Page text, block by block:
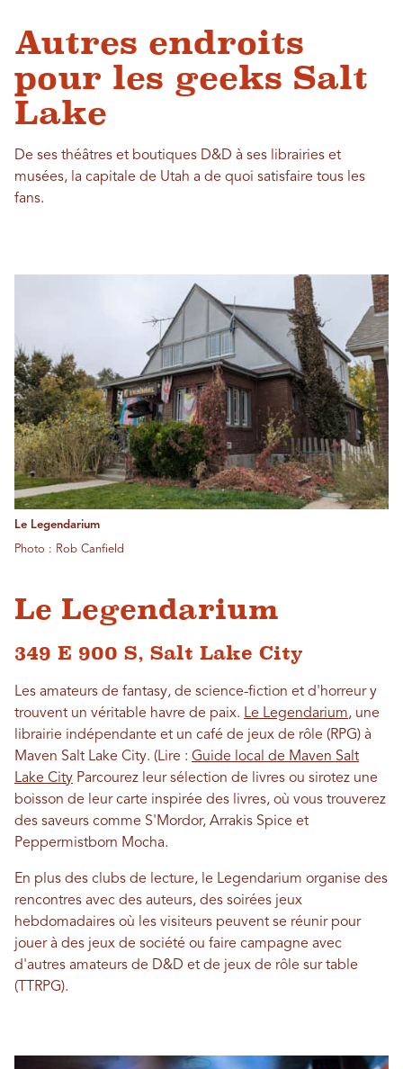
Autres endroits
pour les geeks Salt
Lake
De ses théâtres et boutiques D&D à ses librairies et
musées, la capitale de Utah a de quoi satisfaire tous les
fans.
Le Legendarium
Photo : Rob Canfield
Le Legendarium
349 E 900 S, Salt Lake City
Les amateurs de fantasy, de science-fiction et d'horreur y
trouvent un véritable havre de paix. Le Legendarium, une
librairie indépendante et un café de jeux de rôle (RPG) à
Maven Salt Lake City. (Lire : Guide local de Maven Salt
Lake City Parcourez leur sélection de livres ou sirotez une
boisson de leur carte inspirée des livres, où vous trouverez
des saveurs comme S'Mordor, Arrakis Spice et
Peppermistborn Mocha.
En plus des clubs de lecture, le Legendarium organise des
rencontres avec des auteurs, des soirées jeux
hebdomadaires où les visiteurs peuvent se réunir pour
jouer à des jeux de société ou faire campagne avec
d'autres amateurs de D&D et de jeux de rôle sur table
(TTRPG).